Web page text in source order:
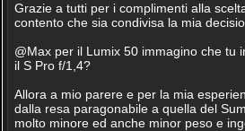
Grazie a tutti per i complimenti alla
contento che sia condivisa la mia
@Max per il Lumix 50 immagino che tu
il S Pro f/1,4?
Allora a mio parere e per la mia
dalla resa paragonabile a quella del
molto minore ed anche minor peso e